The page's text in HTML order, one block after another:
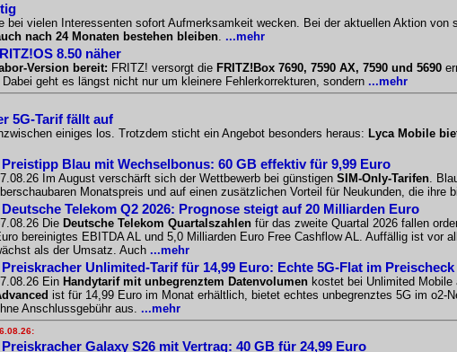
bei vielen Interessenten sofort Aufmerksamkeit wecken. Bei der aktuellen Aktion
nach 24 Monaten bestehen bleiben. ...mehr
8.50 näher
Version bereit: FRITZ! versorgt die FRITZ!Box 7690, 7590 AX, 7590 und 5690
geht es längst nicht nur um kleinere Fehlerkorrekturen, sondern ...mehr
5G-Tarif fällt auf
einiges los. Trotzdem sticht ein Angebot besonders heraus: Lyca Mobile
Preistipp Blau mit Wechselbonus: 60 GB effektiv für 9,99 Euro
Im August verschärft sich der Wettbewerb bei günstigen SIM-Only-Tarifen.
Monatspreis und auf einen zusätzlichen Vorteil für Neukunden, die ihre
Deutsche Telekom Q2 2026: Prognose steigt auf 20 Milliarden Euro
Die Deutsche Telekom Quartalszahlen für das zweite Quartal 2026 fallen
bereinigtes EBITDA AL und 5,0 Milliarden Euro Free Cashflow AL. Auffällig ist vor
als der Umsatz. Auch ...mehr
Preiskracher Unlimited-Tarif für 14,99 Euro: Echte 5G-Flat im Preischeck
Ein Handytarif mit unbegrenztem Datenvolumen kostet bei Unlimited
ist für 14,99 Euro im Monat erhältlich, bietet echtes unbegrenztes 5G im o2-
Anschlussgebühr aus. ...mehr
Preiskracher Galaxy S26 mit Vertrag: 40 GB für 24,99 Euro